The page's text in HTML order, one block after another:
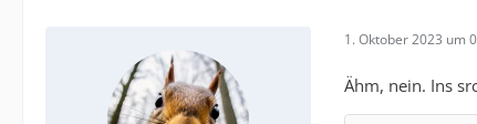
1. Oktober 2023 um
Ähm, nein. Ins